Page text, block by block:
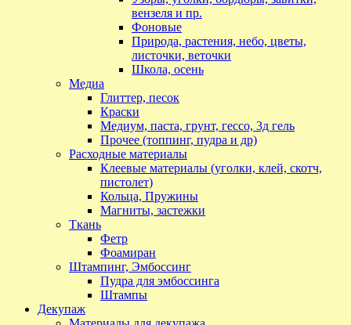
вензеля и пр.
Фоновые
Природа, растения, небо, цветы,
листочки, веточки
Школа, осень
Медиа
Глиттер, песок
Краски
Медиум, паста, грунт, гессо, 3д гель
Прочее (топпинг, пудра и др)
Расходные материалы
Клеевые материалы (уголки, клей, скотч,
пистолет)
Кольца, Пружины
Магниты, застежки
Ткань
Фетр
Фоамиран
Штампинг, Эмбоссинг
Пудра для эмбоссинга
Штампы
Декупаж